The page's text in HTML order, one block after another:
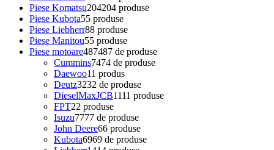
Piese Komatsu204204 produse
Piese Kubota55 produse
Piese Liebherr88 produse
Piese Manitou55 produse
Piese motoare487487 de produse
Cummins7474 de produse
Daewoo11 produs
Deutz3232 de produse
DieselMaxJCB1111 produse
FPT22 produse
Isuzu7777 de produse
John Deere66 produse
Kubota6969 de produse